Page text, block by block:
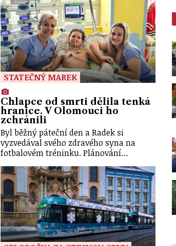
STATEČNÝ MAREK
Chlapce od smrti dělila tenká
hranice. V Olomouci ho
zchránili
Byl běžný páteční den a Radek si
vyzvedával svého zdravého syna na
fotbalovém tréninku. Plánování…